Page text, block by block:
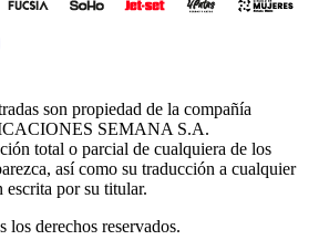
window
son propiedad de la compañía
SEMANA S.A.
total o parcial de cualquiera de los
así como su traducción a cualquier
por su titular.
derechos reservados.